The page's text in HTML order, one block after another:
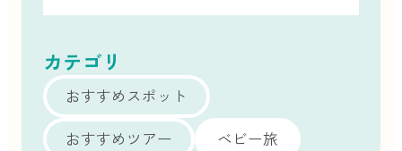
カテゴリ
おすすめスポット
おすすめツアー
ベビー旅